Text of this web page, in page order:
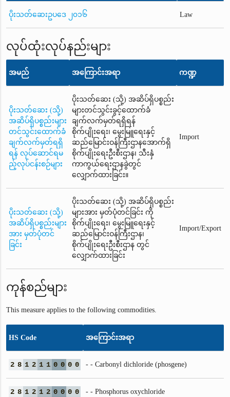
ပိုးသတ်ဆေးဥပဒေ ၂၀၁၆ Law
လုပ်ထုံးလုပ်နည်းများ
အမည် အကြောင်းအရာ ကဏ္ဍ
ပိုးသတ်ဆေး (သို့)
အဆိပ်ရှိပစ္စည်းများ
တင်သွင်းထောက်ခံ
ချက်လက်မှတ်ရရှိ
ရန် လုပ်ဆောင်ရမ
ည့်လုပ်ငန်းစဉ်များ
ပိုးသတ်ဆေး (သို့) အဆိပ်ရှိပစ္စည်း
များတင်သွင်းခွင့်ထောက်ခံ
ချက်လက်မှတ်ရရှိရန်
စိုက်ပျိုးရေး၊ မွေးမြူရေးနှင့်
ဆည်မြောင်းဝန်ကြီးဌာနအောက်ရှိ
စိုက်ပျိုးရေးဦးစီးဌာန၊ သီးနှံ
ကာကွယ်ရေးဌာနခွဲတွင်
လျှောက်ထားခြင်း။
Import
ပိုးသတ်ဆေး (သို့)
အဆိပ်ရှိပစ္စည်းများ
အား မှတ်ပုံတင်
ခြင်း
ပိုးသတ်ဆေး (သို့) အဆိပ်ရှိပစ္စည်း
များအား မှတ်ပုံတင်ခြင်း ကို
စိုက်ပျိုးရေး၊ မွေးမြူရေးနှင့်
ဆည်မြောင်းဝန်ကြီးဌာန၊
စိုက်ပျိုးရေးဦးစီးဌာန တွင်
လျှောက်ထားခြင်း
Import/Export
ကုန်စည်များ
This measure applies to the following commodities.
HS Code အကြောင်းအရာ
2 8 1 2 1 1 0 0 0 0 - - Carbonyl dichloride (phosgene)
2 8 1 2 1 2 0 0 0 0 - - Phosphorus oxychloride